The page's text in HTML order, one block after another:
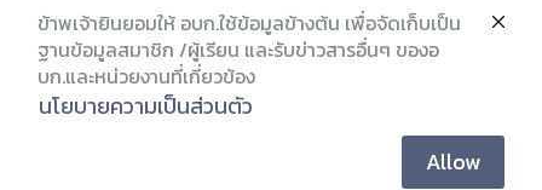
ข้าพเจ้ายินยอมให้ อบก.ใช้ข้อมูลข้างต้น เพื่อจัดเก็บเป็น
ฐานข้อมูลสมาชิก /ผู้เรียน และรับข่าวสารอื่นๆ ของอ
บก.และหน่วยงานที่เกี่ยวข้อง
นโยบายความเป็นส่วนตัว
Allow